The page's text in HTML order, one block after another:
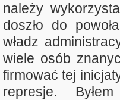
należy
doszło do
władz
wiele osób
firmować tej
represje.